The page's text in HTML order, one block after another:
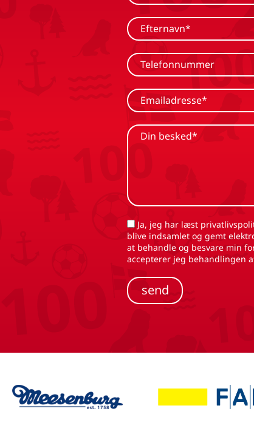
blive indsamlet og gemt
at behandle og besvare min
accepterer jeg behandlingen